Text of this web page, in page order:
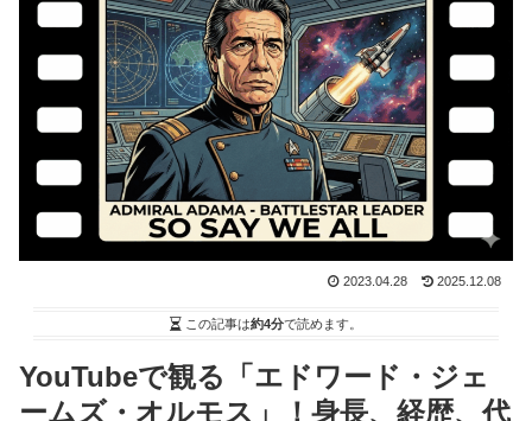
2023.04.28 2025.12.08
この記事は約4分で読めます。
YouTubeで観る「エドワード・ジェ
ームズ・オルモス」！身長、経歴、代